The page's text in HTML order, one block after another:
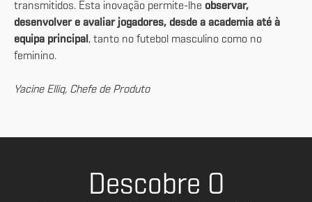
transmitidos. Esta inovação permite-lhe observar,
desenvolver e avaliar jogadores, desde a academia até à
equipa principal , tanto no futebol masculino como no
feminino.
Yacine Elliq, Chefe de Produto
Descobre O